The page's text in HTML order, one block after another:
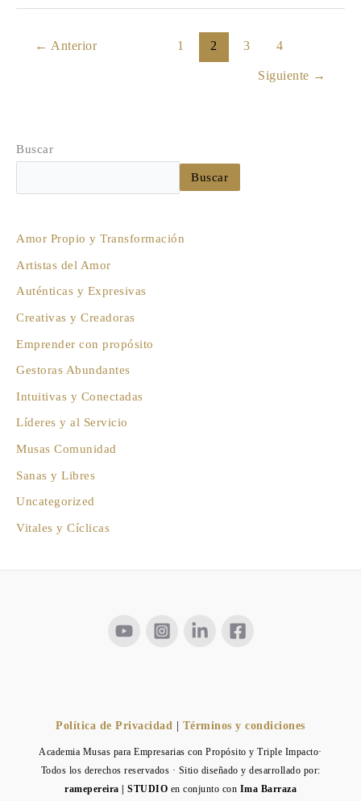
← Anterior 1 2 3 4
Siguiente →
Buscar
Buscar
Amor Propio y Transformación
Artistas del Amor
Auténticas y Expresivas
Creativas y Creadoras
Emprender con propósito
Gestoras Abundantes
Intuitivas y Conectadas
Líderes y al Servicio
Musas Comunidad
Sanas y Libres
Uncategorized
Vitales y Cíclicas
Política de Privacidad | Términos y condiciones
Academia Musas para Empresarias con Propósito y Triple Impacto·
Todos los derechos reservados · Sitio diseñado y desarrollado por:
ramepereira | STUDIO en conjunto con Ima Barraza